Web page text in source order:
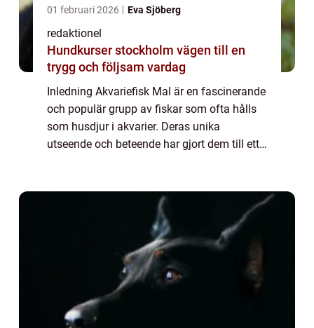
01 februari 2026 Eva Sjöberg
redaktionel
Hundkurser stockholm vägen till en
trygg och följsam vardag
Inledning Akvariefisk Mal är en fascinerande
och populär grupp av fiskar som ofta hålls
som husdjur i akvarier. Deras unika
utseende och beteende har gjort dem till ett